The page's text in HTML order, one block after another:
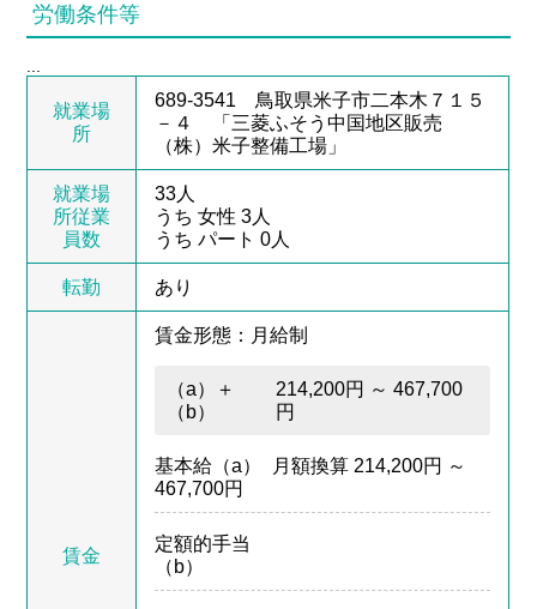
労働条件等
就業場
所
689-3541 鳥取県米子市二本木７１５
－４ 「三菱ふそう中国地区販売
（株）米子整備工場」
就業場
所従業
員数
33人
うち 女性 3人
うち パート 0人
転勤 あり
賃金
賃金形態：月給制
（a）＋
（b）
214,200円 ～ 467,700
円
基本給（a）
月額換算 214,200円 ～
467,700円
定額的手当
（b）